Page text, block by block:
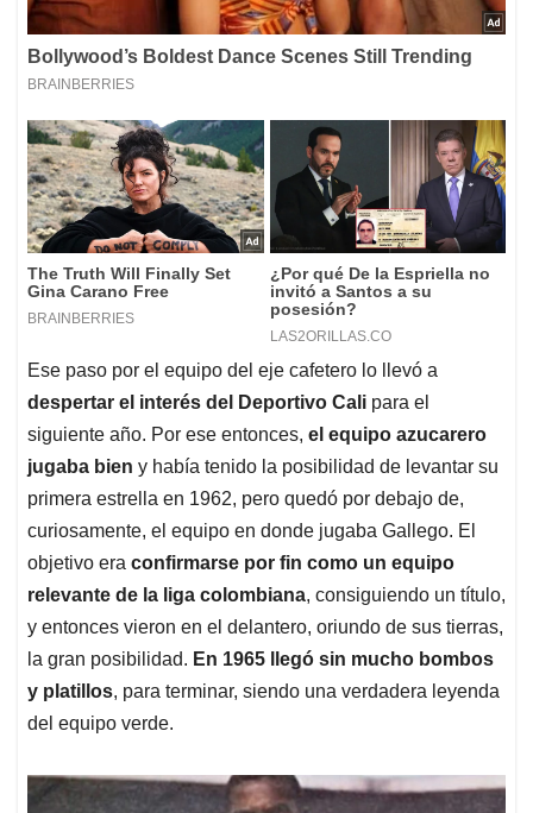
Ese paso por el equipo del eje cafetero lo llevó a
despertar el interés del Deportivo Cali para el
siguiente año. Por ese entonces, el equipo azucarero
jugaba bien y había tenido la posibilidad de levantar su
primera estrella en 1962, pero quedó por debajo de,
curiosamente, el equipo en donde jugaba Gallego. El
objetivo era confirmarse por fin como un equipo
relevante de la liga colombiana, consiguiendo un título,
y entonces vieron en el delantero, oriundo de sus tierras,
la gran posibilidad. En 1965 llegó sin mucho bombos
y platillos, para terminar, siendo una verdadera leyenda
del equipo verde.